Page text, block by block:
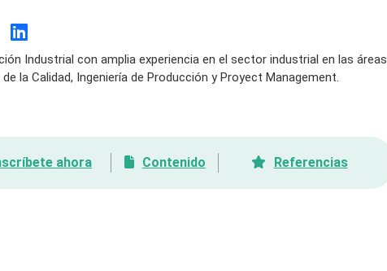
Industrial con amplia experiencia en el sector industrial en las áreas
la Calidad, Ingeniería de Producción y Proyect Management.
ahora Contenido Referencias